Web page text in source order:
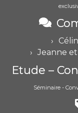
Jeanne
Etude –
Séminaire -